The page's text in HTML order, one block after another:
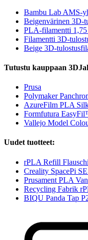
Bambu Lab AMS-
Beigenvärinen 3D-
PLA-filamentti
Filamentti 3D-
Beige 3D-
Tutustu kauppaan
Prusa
Polymaker
AzureFilm PLA
Formfutura
Vallejo Model
Uudet tuotteet:
rPLA Refill
Creality SpacePi
Prusament PLA
Recycling Fabrik
BIQU Panda Tap